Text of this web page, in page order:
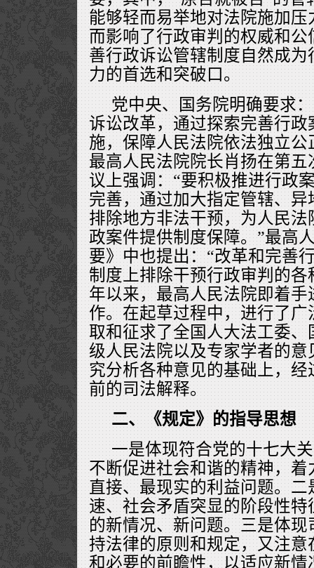
能够轻而易举地对法院施加
而影响了行政审判的权威和
善行政诉讼管辖制度自然成
力的首选和突破口。
党中央、国务院明确要求
诉讼改革，通过探索完善行
施，保障人民法院依法独立公
最高人民法院院长肖扬在第
议上强调：“要积极推进行政
完善，通过加大指定管辖、
排除地方非法干预，为人民
政案件提供制度保障。”最高
要》中也提出：“改革和完善
制度上排除干预行政审判的各
年以来，最高人民法院即着
作。在起草过程中，进行了
取和征求了全国人大法工委
级人民法院以及专家学者的
究分析各种意见的基础上，
前的司法解释。
二、《规定》的指导思想
一是体现符合党的十七大
不断促进社会和谐的精神，
直接、最现实的利益问题。
速、社会矛盾突显的阶段性
的新情况、新问题。三是体
持法律的原则和规定，又注
和必要的前瞻性，以适应新